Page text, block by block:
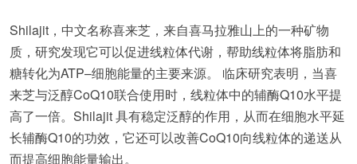
Shilajit，中文名称喜来芝，来自喜马拉雅山上的一种矿物
质，研究发现它可以促进线粒体代谢，帮助线粒体将脂肪和
糖转化为ATP–细胞能量的主要来源。 临床研究表明，当喜
来芝与泛醇CoQ10联合使用时，线粒体中的辅酶Q10水平提
高了一倍。Shilajit 具有稳定泛醇的作用，从而在细胞水平延
长辅酶Q10的功效，它还可以改善CoQ10向线粒体的递送从
而提高细胞能量输出。